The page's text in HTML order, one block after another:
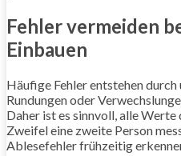
Fehler vermeiden
Einbauen
Häufige Fehler entstehen
Rundungen oder
Daher ist es sinnvoll, alle
Zweifel eine zweite Person
Ablesefehler frühzeitig